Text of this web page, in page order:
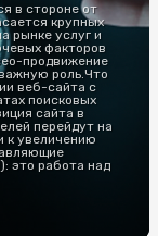
в стороне от
крупных
рынке услуг и
факторов
продвижение
роль.Что
веб-сайта с
поисковых
сайта в
перейдут на
к увеличению
это работа над